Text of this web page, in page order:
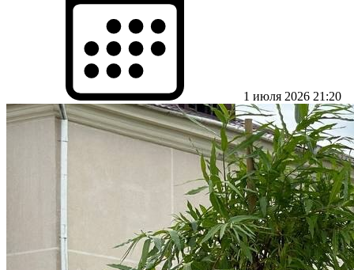
1 июля 2026 21:20